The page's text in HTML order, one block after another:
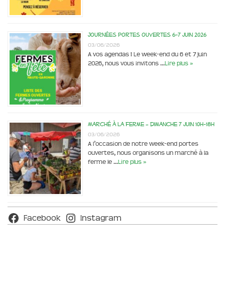
Journées portes ouvertes 6-7 juin 2026
03/06/2026
A vos agendas ! Le week-end du 6 et 7 juin
2026, nous vous invitons …Lire plus »
Marché à la ferme – dimanche 7 juin 10h-18h
03/06/2026
A l’occasion de notre week-end portes
ouvertes, nous organisons un marché à la
ferme le …Lire plus »
Facebook Instagram